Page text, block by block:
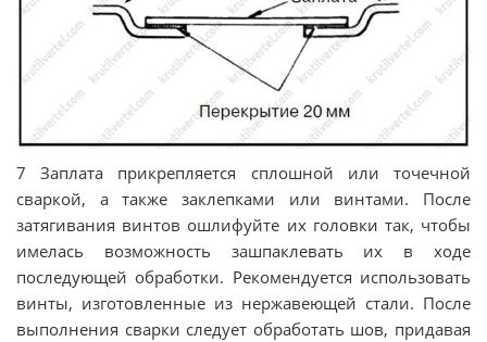
7 Заплата прикрепляется сплошной или точечной
сваркой, а также заклепками или винтами. После
затягивания винтов ошлифуйте их головки так, чтобы
имелась возможность зашпаклевать их в ходе
последующей обработки. Рекомендуется использовать
винты, изготовленные из нержавеющей стали. После
выполнения сварки следует обработать шов, придавая